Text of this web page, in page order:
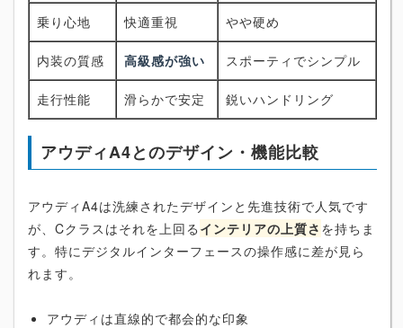
乗り心地 快適重視 やや硬め
内装の質感 高級感が強い スポーティでシンプル
走行性能 滑らかで安定 鋭いハンドリング
アウディA4とのデザイン・機能比較
アウディA4は洗練されたデザインと先進技術で人気です
が、Cクラスはそれを上回る インテリアの上質さ を持ちま
す。特にデジタルインターフェースの操作感に差が見ら
れます。
アウディは直線的で都会的な印象